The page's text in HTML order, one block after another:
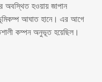
অবস্থিত হওয়ায় জাপান
আঘাত হানে। এর আগে
কম্পন অনুভূত হয়েছিল।